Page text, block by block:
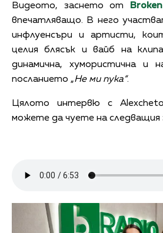
Видеото, заснето от
впечатляващо. В него
инфлуенсъри и артисти,
целия блясък и вайб на
динамична, хумористична и
посланието „Не ми пука“.
Цялото интервю с
можете да чуете на следващия